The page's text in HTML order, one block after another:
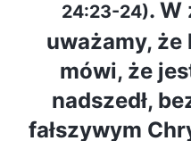
24:23-24). W
uważamy, że
mówi, że
nadszedł,
fałszywym